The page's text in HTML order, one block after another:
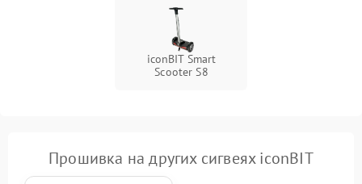
iconBIT Smart
Scooter S8
Прошивка на других сигвеях iconBIT